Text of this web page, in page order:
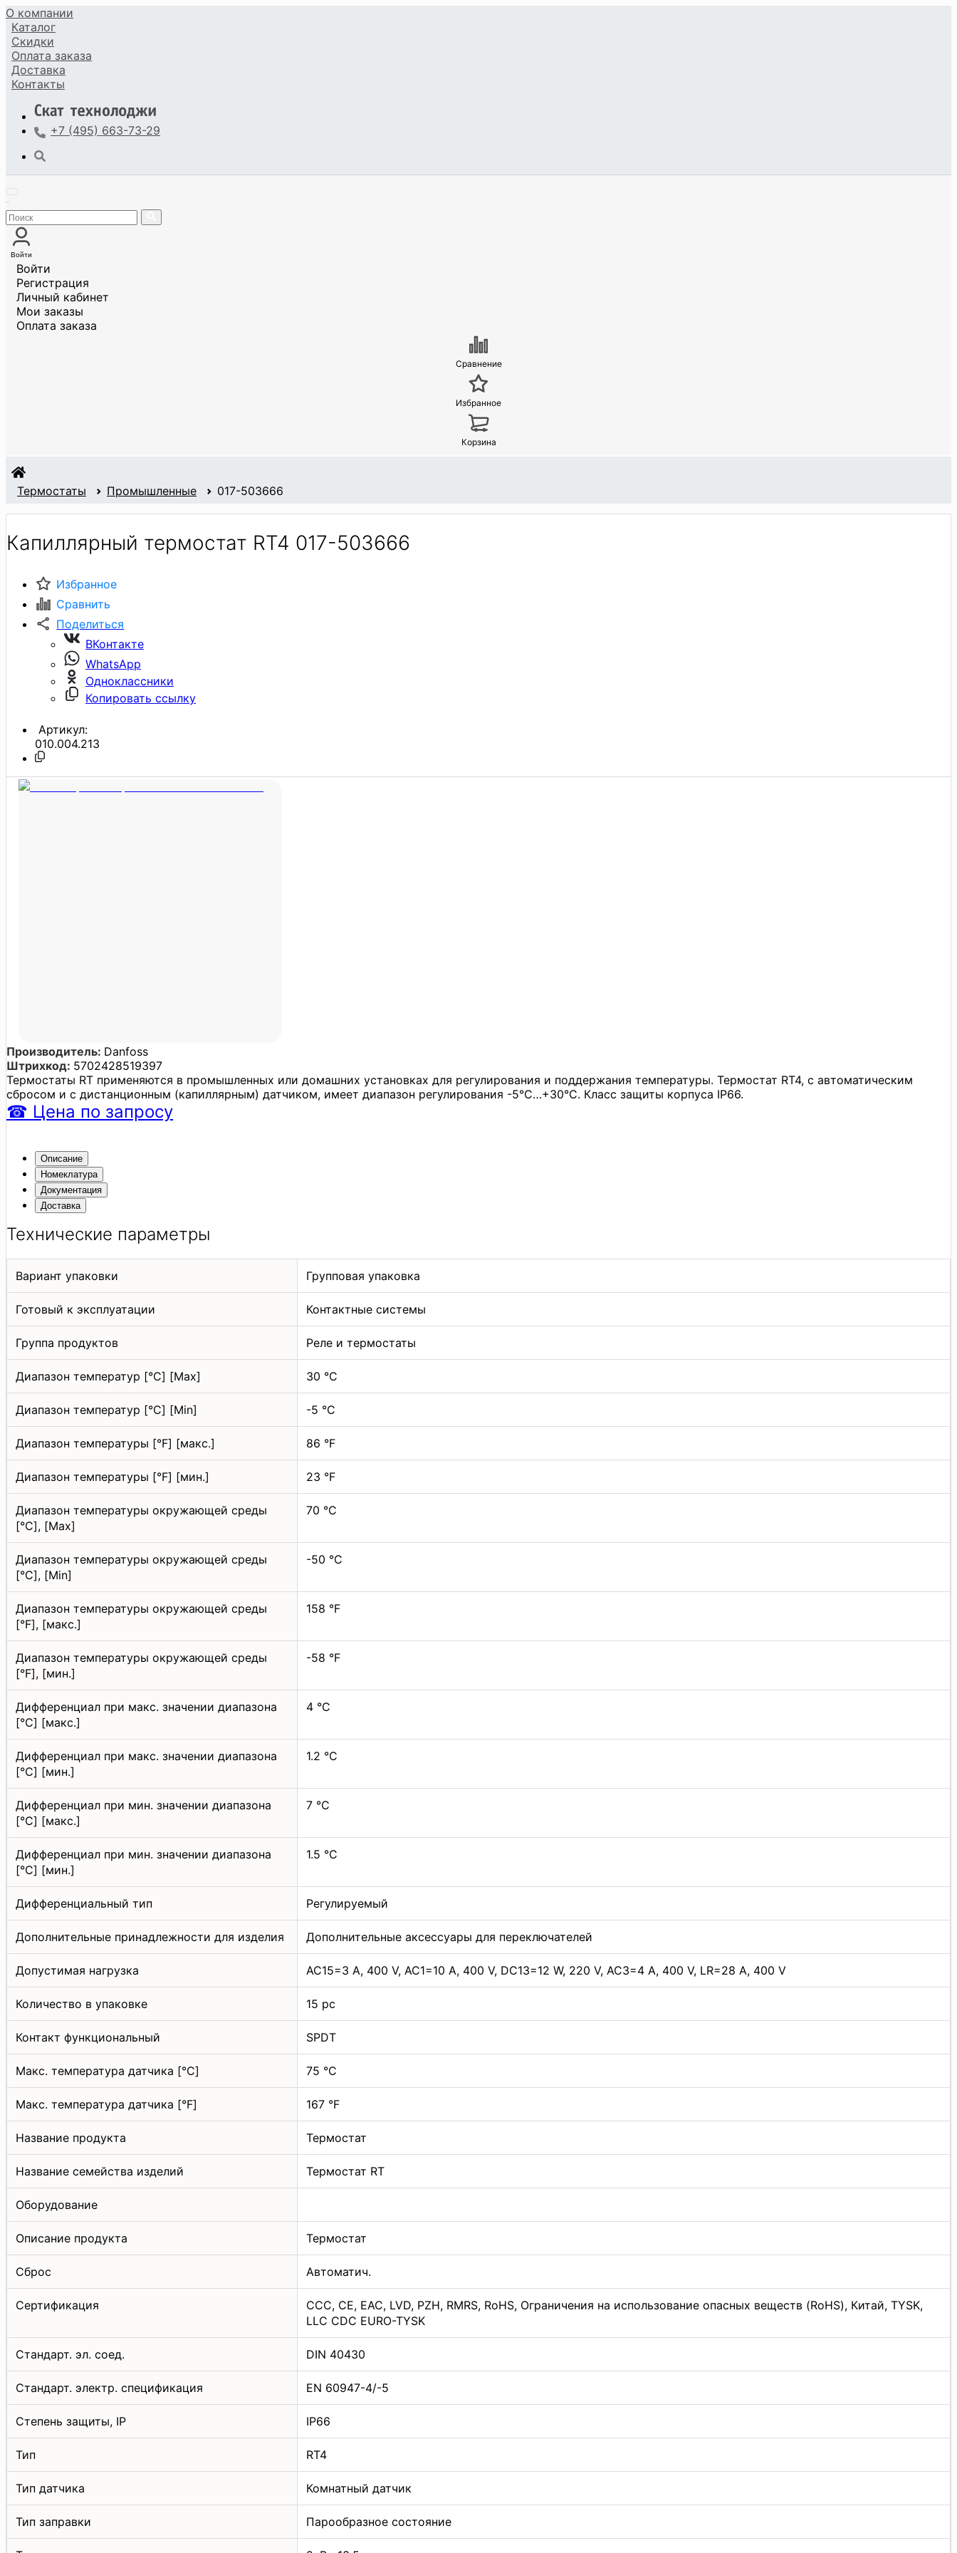
О компании
Каталог
Скидки
Оплата заказа
Доставка
Контакты
+7 (495) 663-73-29
Войти
Войти
Регистрация
Личный кабинет
Мои заказы
Оплата заказа
Сравнение
Избранное
Корзина
Термостаты Промышленные 017-503666
Капиллярный термостат RT4 017-503666
Избранное
Сравнить
Поделиться
ВКонтакте
WhatsApp
Одноклассники
Копировать ссылку
Артикул:
010.004.213
Производитель: Danfoss
Штрихкод: 5702428519397
Термостаты RT применяются в промышленных или домашних установках для регулирования и поддержания температуры. Термостат RT4, c автоматическим
сбросом и с дистанционным (капиллярным) датчиком, имеет диапазон регулирования -5°С…+30°С. Класс защиты корпуса IP66.
☎ Цена по запросу
Описание
Номеклатура
Документация
Доставка
Технические параметры
Вариант упаковки Групповая упаковка
Готовый к эксплуатации Контактные системы
Группа продуктов Реле и термостаты
Диапазон температур [°C] [Max] 30 °C
Диапазон температур [°C] [Min] -5 °C
Диапазон температуры [°F] [макс.] 86 °F
Диапазон температуры [°F] [мин.] 23 °F
Диапазон температуры окружающей среды
[°C], [Max]
70 °C
Диапазон температуры окружающей среды
[°C], [Min]
-50 °C
Диапазон температуры окружающей среды
[°F], [макс.]
158 °F
Диапазон температуры окружающей среды
[°F], [мин.]
-58 °F
Дифференциал при макс. значении диапазона
[°C] [макс.]
4 °C
Дифференциал при макс. значении диапазона
[°C] [мин.]
1.2 °C
Дифференциал при мин. значении диапазона
[°C] [макс.]
7 °C
Дифференциал при мин. значении диапазона
[°C] [мин.]
1.5 °C
Дифференциальный тип Регулируемый
Дополнительные принадлежности для изделия Дополнительные аксессуары для переключателей
Допустимая нагрузка AC15=3 A, 400 V, AC1=10 A, 400 V, DC13=12 W, 220 V, AC3=4 A, 400 V, LR=28 A, 400 V
Количество в упаковке 15 pc
Контакт функциональный SPDT
Макс. температура датчика [°C] 75 °C
Макс. температура датчика [°F] 167 °F
Название продукта Термостат
Название семейства изделий Термостат RT
Оборудование
Описание продукта Термостат
Сброс Автоматич.
Сертификация
CCC, CE, EAC, LVD, PZH, RMRS, RoHS, Ограничения на использование опасных веществ (RoHS), Китай, TYSK,
LLC CDC EURO-TYSK
Стандарт. эл. соед. DIN 40430
Стандарт. электр. спецификация EN 60947-4/-5
Степень защиты, IP IP66
Тип RT4
Тип датчика Комнатный датчик
Тип заправки Парообразное состояние